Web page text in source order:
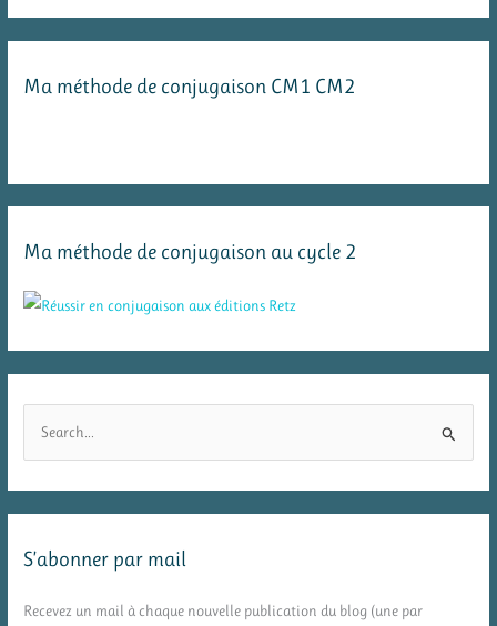
Ma méthode de conjugaison CM1 CM2
Ma méthode de conjugaison au cycle 2
rS’abonner par mail
Recevez un mail à chaque nouvelle publication du blog (une par